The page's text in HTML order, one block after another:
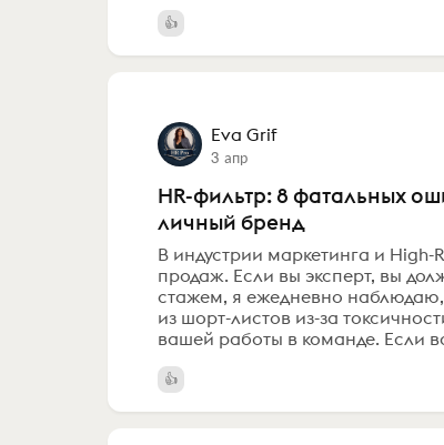
Eva Grif
3 апр
HR-фильтр: 8 фатальных
личный бренд
В индустрии маркетинга и
продаж. Если вы эксперт, вы
стажем, я ежедневно
из шорт-листов из-за
вашей работы в команде. Если